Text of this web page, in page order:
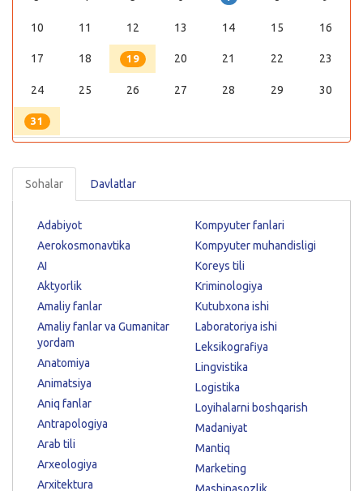
10 11 12 13 14 15 16
17 18 19 20 21 22 23
24 25 26 27 28 29 30
31
Sohalar Davlatlar
Adabiyot
Aerokosmonavtika
AI
Aktyorlik
Amaliy fanlar
Amaliy fanlar va Gumanitar
yordam
Anatomiya
Animatsiya
Aniq fanlar
Antrapologiya
Arab tili
Arxeologiya
Arxitektura
Kompyuter fanlari
Kompyuter muhandisligi
Koreys tili
Kriminologiya
Kutubxona ishi
Laboratoriya ishi
Leksikografiya
Lingvistika
Logistika
Loyihalarni boshqarish
Madaniyat
Mantiq
Marketing